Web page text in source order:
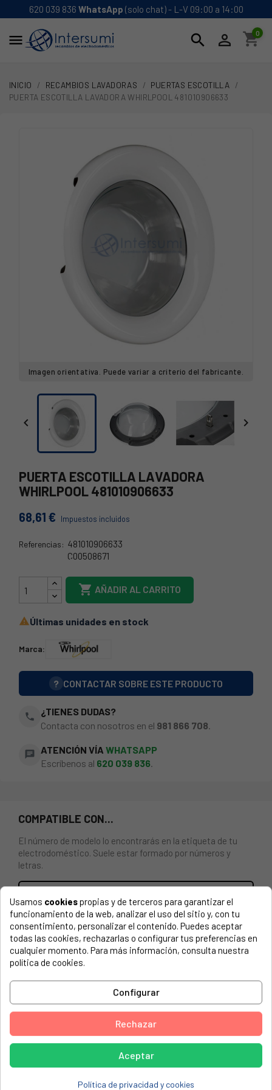
620 039 836 WhatsApp (solo chat) - L-V 09:00 a 14:00
 search  shopping_cart
0
INICIO RECAMBIOS LAVADORAS
PUERTAS ESCOTILLA
PUERTA ESCOTILLA LAVADORA WHIRLPOOL 481010906633
Imagen orientativa. Puede variar a criterio del fabricante.
 
PUERTA ESCOTILLA LAVADORA
WHIRLPOOL 481010906633
68,61 € Impuestos incluidos
Referencias: 481010906633
C00508671
481010906633
 AÑADIR AL CARRITO
Últimas unidades en stock
Marca:
? CONTACTAR SOBRE ESTE PRODUCTO
phone
¿TIENES DUDAS?
Contacta con nosotros en el 981 866 708
chat ATENCIÓN VÍA WHATSAPP
Escríbenos al 620 039 836.
COMPATIBLE CON...
El número de modelo lo encontrarás en la etiqueta de tu
electrodoméstico. Suele estar formado por números y
letras.
PUERTA ESCOTILLA LAVADORA WHIRLPOOL
BAUKNECHT, 759230920011 FWFBE81483WE
BAUKNECHT, 759230920012 FWFBE81483WE
BAUKNECHT, 759231120011 FWGBE81484WE
BAUKNECHT, 759231120012 FWGBE81484WE
BAUKNECHT, 759232412011 FWG81484WENL
BAUKNECHT, 759232412012 FWG81484WENL
BAUKNECHT, 759232512011 FWG91484WENL
BAUKNECHT, 759232512012 FWG91484WENL
Usamos cookiespropias y de terceros para garantizar el
funcionamiento de la web, analizar el uso del sitio y, con tu
consentimiento, personalizar el contenido. Puedes aceptar
todas las cookies, rechazarlas o configurar tus preferencias en
cualquier momento. Para más información, consulta nuestra
política de cookies.
Configurar
Rechazar
Aceptar
Política de privacidad y cookies